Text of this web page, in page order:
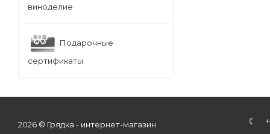
виноделие
Подарочные
сертификаты
2026 © Грядка - интернет-магазин